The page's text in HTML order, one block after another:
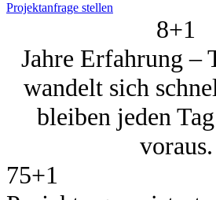
Projektanfrage stellen
8+1
Jahre Erfahrung –
wandelt sich
bleiben jeden
voraus.
75+1